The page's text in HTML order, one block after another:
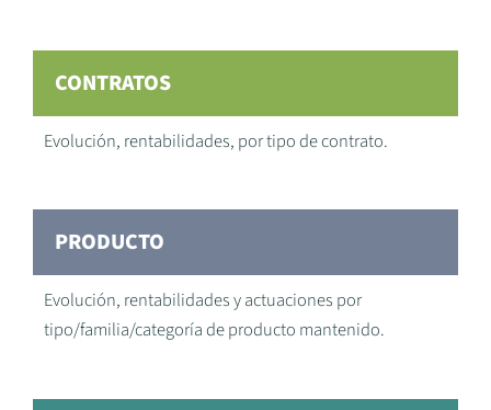
CONTRATOS
Evolución, rentabilidades, por tipo de contrato.
PRODUCTO
Evolución, rentabilidades y actuaciones por
tipo/familia/categoría de producto mantenido.